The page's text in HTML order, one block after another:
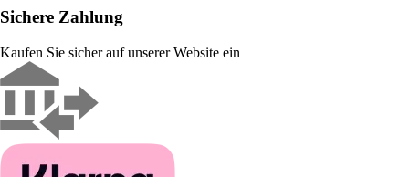
Sichere Zahlung
Kaufen Sie sicher auf unserer Website ein